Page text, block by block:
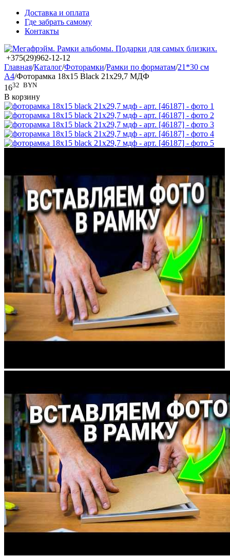
Доставка и оплата
Где забрать самому
Контакты
+375(29)962-12-12
Главная/Каталог/Фоторамки/Рамки по форматам/21*30 см
А4/Фоторамка 18x15 Black 21x29,7 МДФ
1632 BYN
В корзину